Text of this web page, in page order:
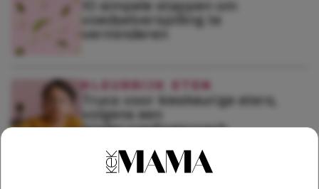
10 simpele stappen om
voedselverspilling te
verminderen
KLEURRIJK ETEN
Trucs voor kieskeurige eters,
volgens een
kindervoedingscoach